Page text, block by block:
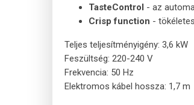
TasteControl - az
Crisp function -
Teljes teljesítményigény: 3,6 kW
Feszültség: 220-240 V
Frekvencia: 50 Hz
Elektromos kábel hossza: 1,7 m